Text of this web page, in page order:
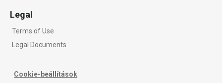
Legal
Terms of Use
Legal Documents
Cookie-beállítások